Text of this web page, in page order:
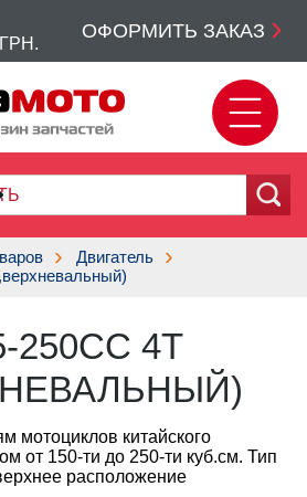
ГРН.
ОФОРМИТЬ ЗАКАЗ
Двигатель
250СС 4Т
мотоциклов китайского
от 150-ти до 250-ти куб.см. Тип
расположение